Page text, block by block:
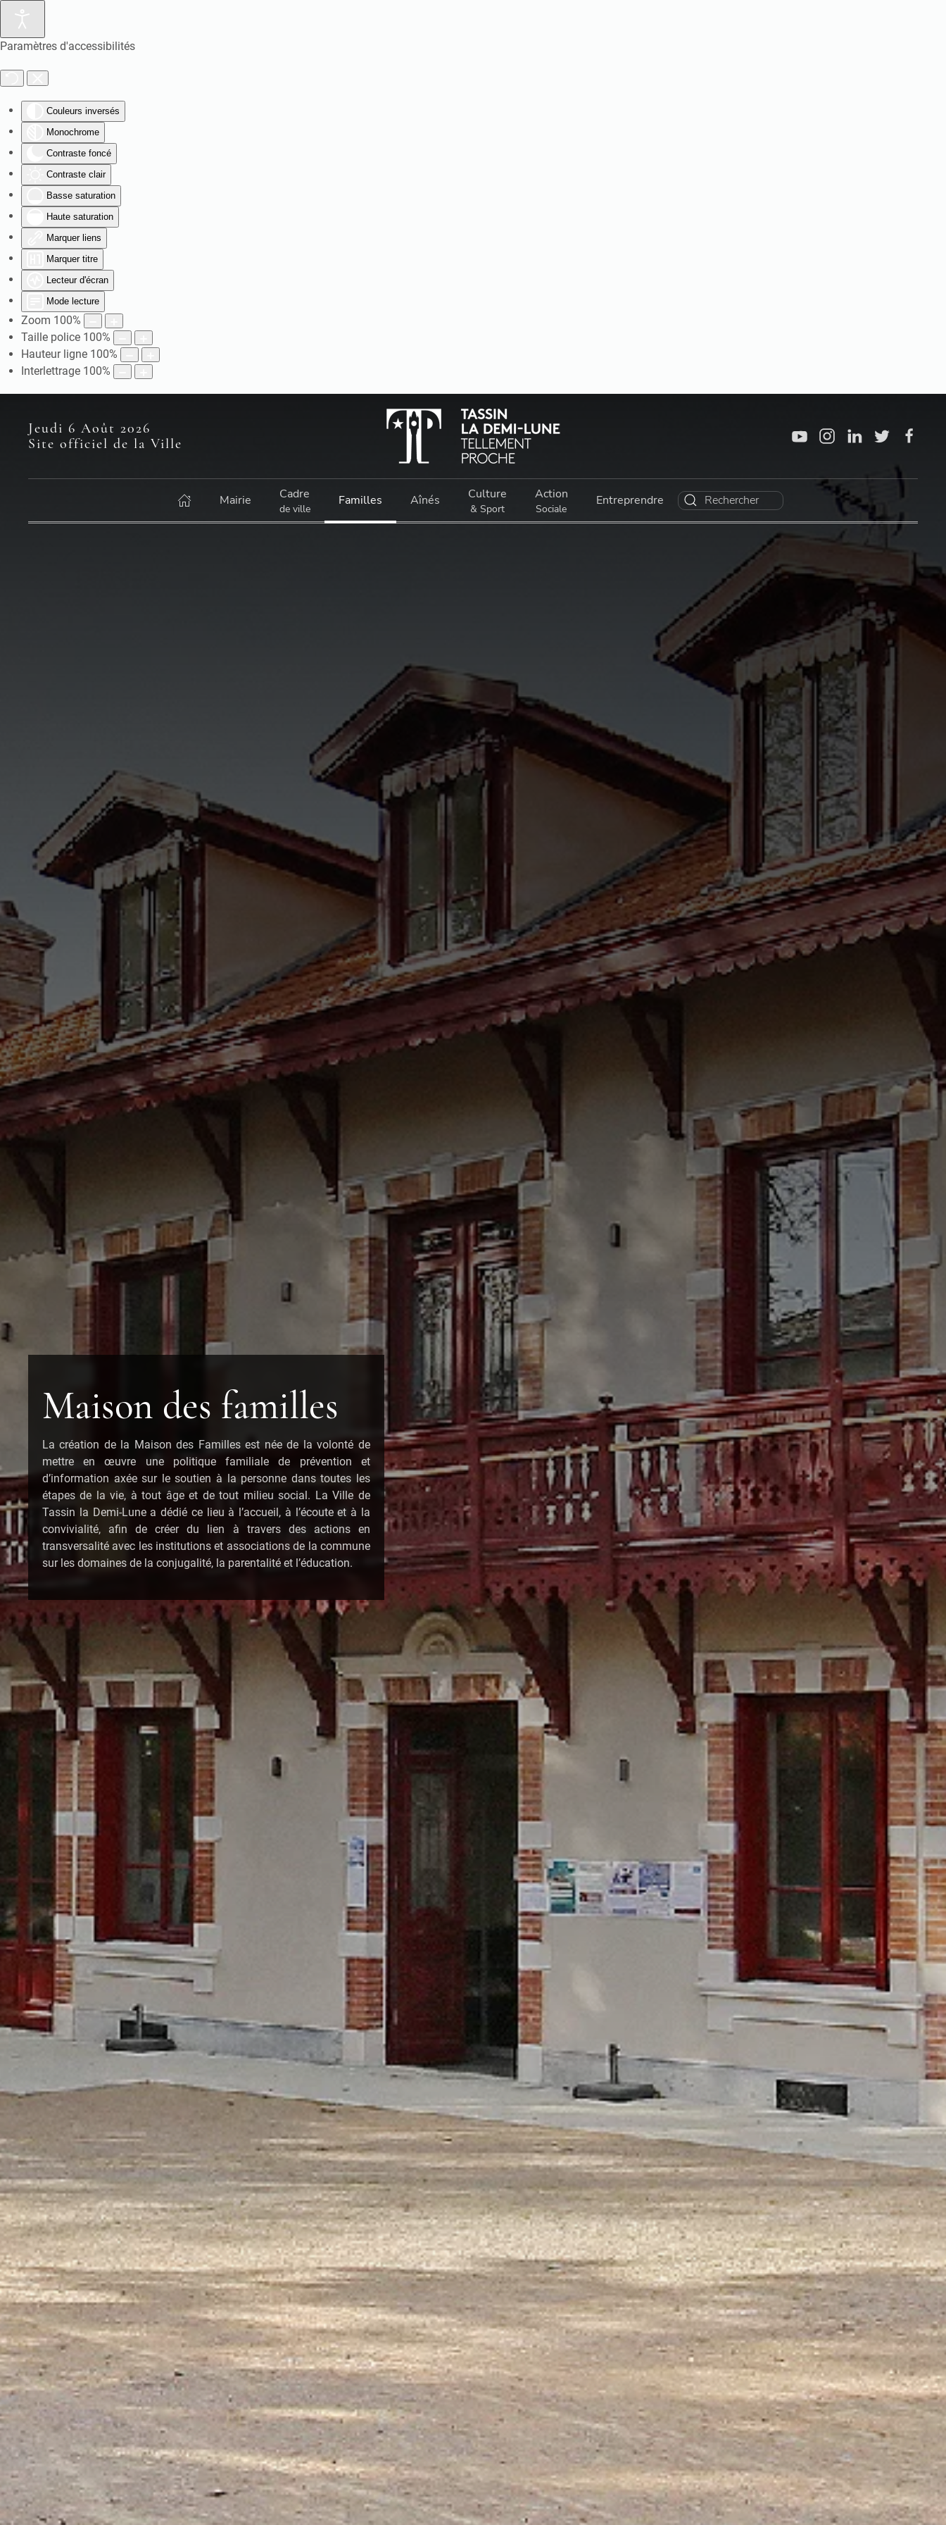
Paramètres d'accessibilités
Couleurs inversés
Monochrome
Contraste foncé
Contraste clair
Basse saturation
Haute saturation
Marquer liens
Marquer titre
Lecteur d'écran
Mode lecture
Zoom 100%
Taille police 100%
Hauteur ligne 100%
Interlettrage 100%
Jeudi 6 Août 2026
Site officiel de la Ville
Mairie Cadre
de ville
Familles Aînés Culture
& Sport
Action
Sociale
Entreprendre
Maison des familles
La création de la Maison des Familles est née de la volonté de
mettre en œuvre une politique familiale de prévention et
d’information axée sur le soutien à la personne dans toutes les
étapes de la vie, à tout âge et de tout milieu social. La Ville de
Tassin la Demi-Lune a dédié ce lieu à l’accueil, à l’écoute et à la
convivialité, afin de créer du lien à travers des actions en
transversalité avec les institutions et associations de la commune
sur les domaines de la conjugalité, la parentalité et l’éducation.